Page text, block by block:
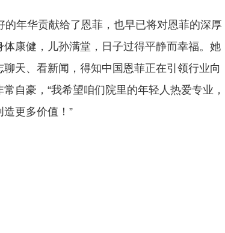
年华贡献给了恩菲，也早已将对恩菲的深厚
康健，儿孙满堂，日子过得平静而幸福。她
天、看新闻，得知中国恩菲正在引领行业向
自豪，“我希望咱们院里的年轻人热爱专业，
更多价值！”